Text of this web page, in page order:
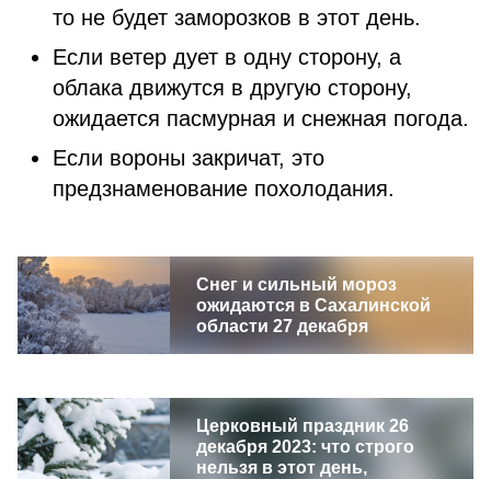
то не будет заморозков в этот день.
Если ветер дует в одну сторону, а
облака движутся в другую сторону,
ожидается пасмурная и снежная погода.
Если вороны закричат, это
предзнаменование похолодания.
Снег и сильный мороз
ожидаются в Сахалинской
области 27 декабря
Церковный праздник 26
декабря 2023: что строго
нельзя в этот день,